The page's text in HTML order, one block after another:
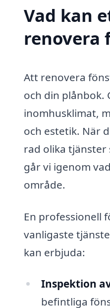
Vad kan
renovera
Att renovera
och din plånbok.
inomhusklimat,
och estetik. När
rad olika
går vi igenom
område.
En professionell
vanligaste
kan erbjuda:
Inspektion
befintliga